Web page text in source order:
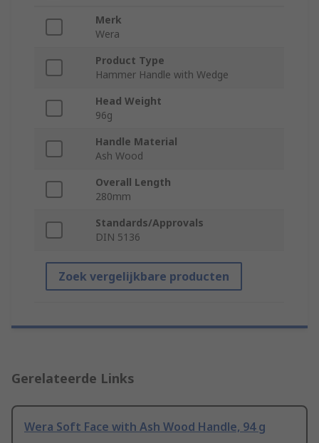
Merk
Wera
Product Type
Hammer Handle with Wedge
Head Weight
96g
Handle Material
Ash Wood
Overall Length
280mm
Standards/Approvals
DIN 5136
Zoek vergelijkbare producten
Gerelateerde Links
Wera Soft Face with Ash Wood Handle, 94 g